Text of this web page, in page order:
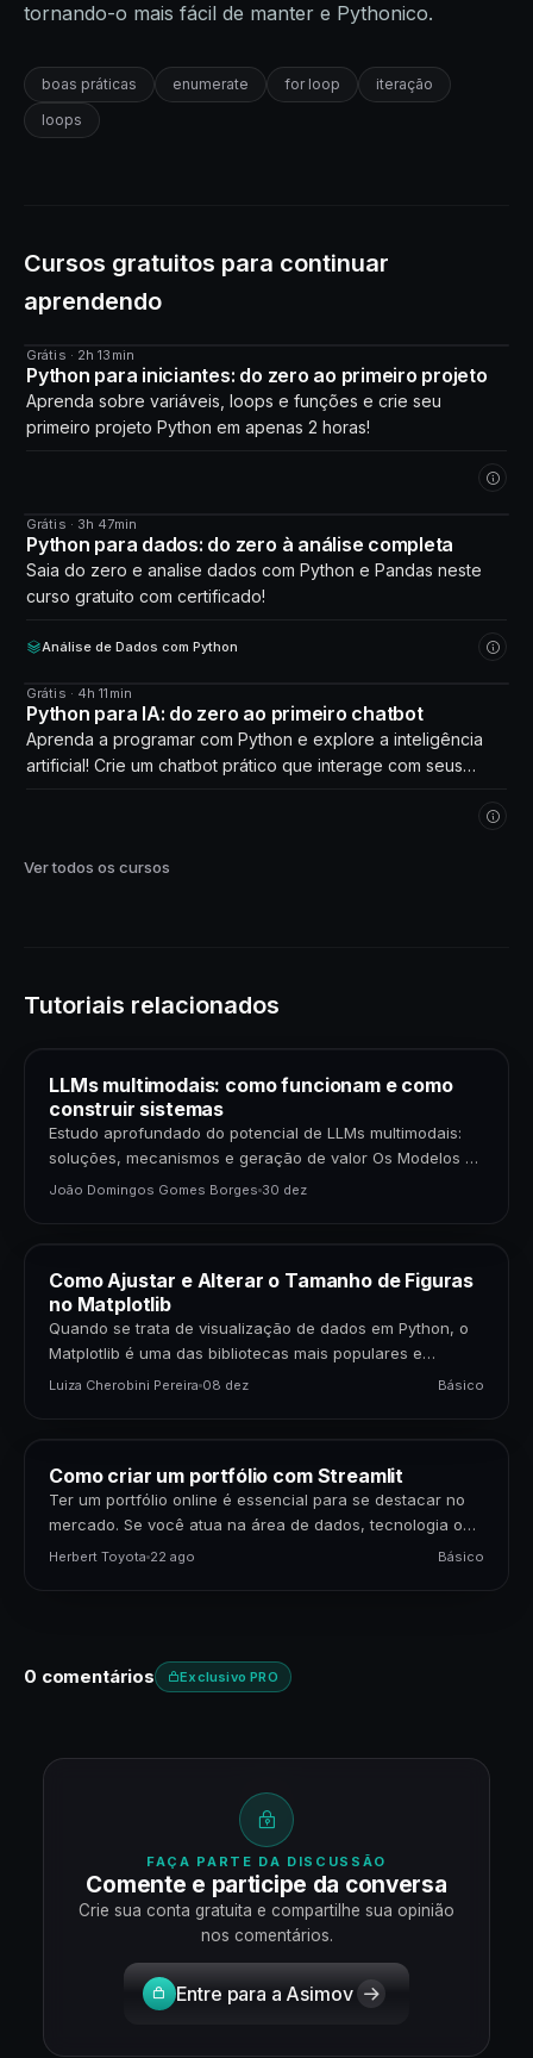
tornando-o mais fácil de manter e Pythonico.
boas práticas enumerate for loop
iteração
loops
Cursos gratuitos para continuar
aprendendo
CURSO
Grátis · 2h 13min
Python para iniciantes: do zero ao primeiro projeto
Aprenda sobre variáveis, loops e funções e crie seu
primeiro projeto Python em apenas 2 horas!
CURSO
Grátis · 3h 47min
Python para dados: do zero à análise completa
Saia do zero e analise dados com Python e Pandas neste
curso gratuito com certificado!
Análise de Dados com Python
CURSO
Grátis · 4h 11min
Python para IA: do zero ao primeiro chatbot
Aprenda a programar com Python e explore a inteligência
artificial! Crie um chatbot prático que interage com seus
Ver todos os cursos
Tutoriais relacionados
LLMs multimodais: como funcionam e como
construir sistemas
Estudo aprofundado do potencial de LLMs multimodais:
soluções, mecanismos e geração de valor Os Modelos de
Linguagem de Grande Porte (LLMs) multimodais
João Domingos Gomes Borges 30 dez
Como Ajustar e Alterar o Tamanho de Figuras
no Matplotlib
Quando se trata de visualização de dados em Python, o
Matplotlib é uma das bibliotecas mais populares e
poderosas disponíveis. Para cientistas de dados,…
Luiza Cherobini Pereira 08 dez Básico
Como criar um portfólio com Streamlit
Ter um portfólio online é essencial para se destacar no
mercado. Se você atua na área de dados, tecnologia ou
negócios, apresentar seus projetos…
Herbert Toyota 22 ago Básico
0 comentários Exclusivo PRO
FAÇA PARTE DA DISCUSSÃO
Comente e participe da conversa
Crie sua conta gratuita e compartilhe sua opinião
nos comentários.
Entre para a Asimov